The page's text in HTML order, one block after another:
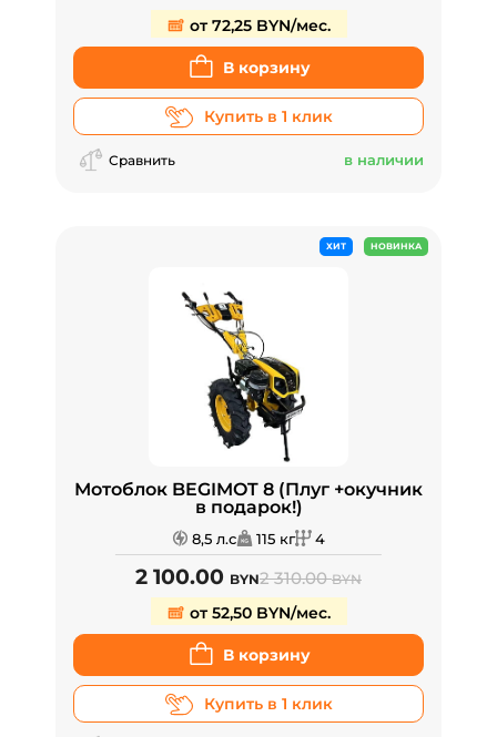
от 72,25 BYN/мес.
В корзину
Купить в 1 клик
Сравнить в наличии
ХИТ НОВИНКА
Мотоблок BEGIMOT 8 (Плуг +окучник
в подарок!)
8,5 л.с 115 кг 4
2 100.00 BYN2 310.00BYN
от 52,50 BYN/мес.
В корзину
Купить в 1 клик